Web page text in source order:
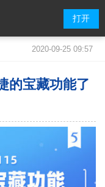
打开
2020-09-25 09:57
的宝藏功能了